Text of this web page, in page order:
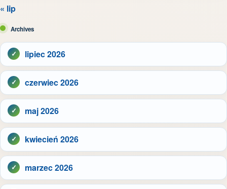
« lip
Archives
lipiec 2026
czerwiec 2026
maj 2026
kwiecień 2026
marzec 2026